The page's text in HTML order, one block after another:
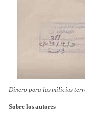
Dinero para las milicias
Sobre los autores